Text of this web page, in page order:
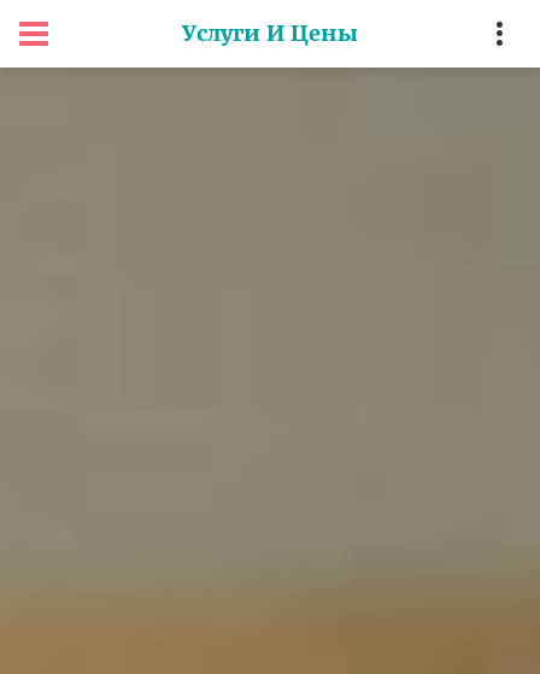
Услуги И Цены